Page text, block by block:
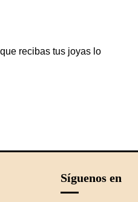
recibas tus joyas lo
Síguenos en